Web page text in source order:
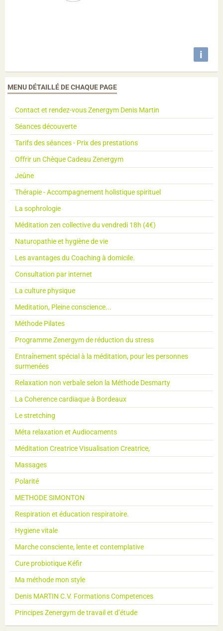
i
MENU DÉTAILLÉ DE CHAQUE PAGE
Contact et rendez-vous Zenergym Denis Martin
Séances découverte
Tarifs des séances - Prix des prestations
Offrir un Chèque Cadeau Zenergym
Jeûne
Thérapie - Accompagnement holistique spirituel
La sophrologie
Méditation zen collective du vendredi 18h (4€)
Naturopathie et hygiène de vie
Les avantages du Coaching à domicile.
Consultation par internet
La culture physique
Meditation, Pleine conscience...
Méthode Pilates
Programme Zenergym de réduction du stress
Entraînement spécial à la méditation, pour les personnes
surmenées
Relaxation non verbale selon la Méthode Desmarty
La Coherence cardiaque à Bordeaux
Le stretching
Méta relaxation et Audiocaments
Méditation Creatrice Visualisation Creatrice,
Massages
Polarité
METHODE SIMONTON
Respiration et éducation respiratoire.
Hygiene vitale
Marche consciente, lente et contemplative
Cure probiotique Kéfir
Ma méthode mon style
Denis MARTIN C.V. Formations Competences
Principes Zenergym de travail et d’étude